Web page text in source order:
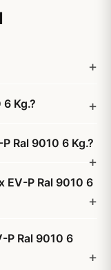
Kg.?
Ral 9010 6 Kg.?
EV-P Ral 9010 6
P Ral 9010 6